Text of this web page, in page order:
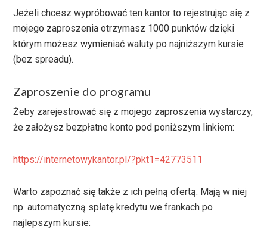
Jeżeli chcesz wypróbować ten kantor to rejestrując się z
mojego zaproszenia otrzymasz 1000 punktów dzięki
którym możesz wymieniać waluty po najniższym kursie
(bez spreadu).
Zaproszenie do programu
Żeby zarejestrować się z mojego zaproszenia wystarczy,
że założysz bezpłatne konto pod poniższym linkiem:
https://internetowykantor.pl/?pkt1=42773511
Warto zapoznać się także z ich pełną ofertą. Mają w niej
np. automatyczną spłatę kredytu we frankach po
najlepszym kursie: